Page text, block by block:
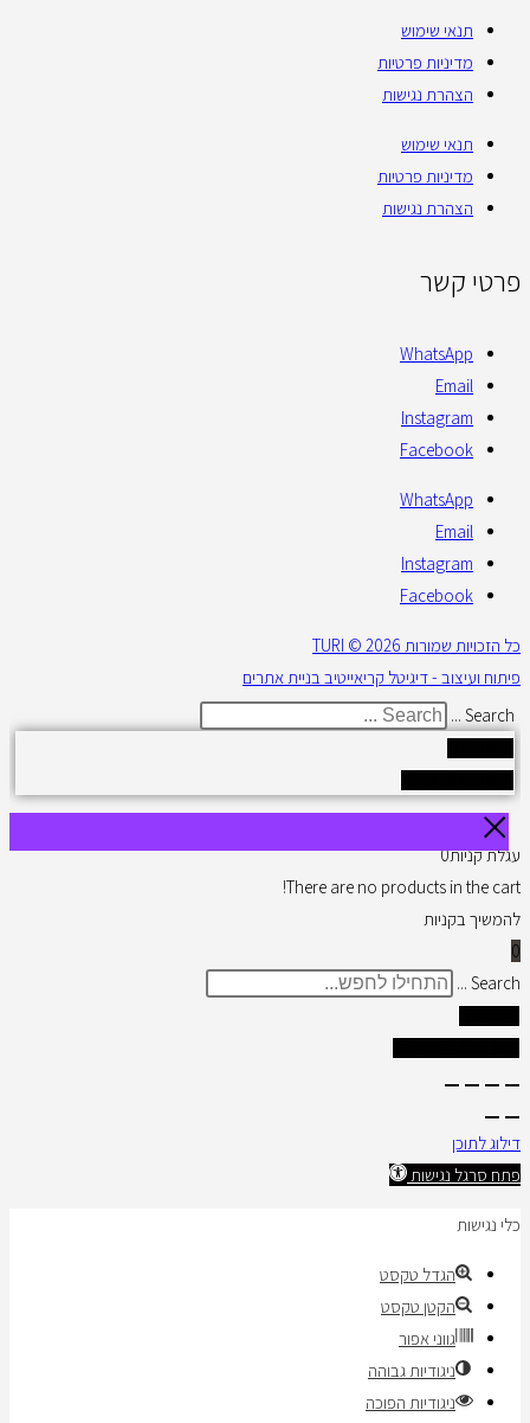
תנאי שימוש
מדיניות פרטיות
הצהרת נגישות
תנאי שימוש
מדיניות פרטיות
הצהרת נגישות
פרטי קשר
WhatsApp
Email
Instagram
Facebook
WhatsApp
Email
Instagram
Facebook
כל הזכויות שמורות 2026 © TURI
פיתוח ועיצוב - דיגיטל קריאייטיב בניית אתרים
Search ...
עגלת קניות0
There are no products in the cart!
להמשיך בקניות
0
Search ...
דילוג לתוכן
פתח סרגל נגישות
כלי נגישות
הגדל טקסט
הקטן טקסט
גווני אפור
ניגודיות גבוהה
ניגודיות הפוכה